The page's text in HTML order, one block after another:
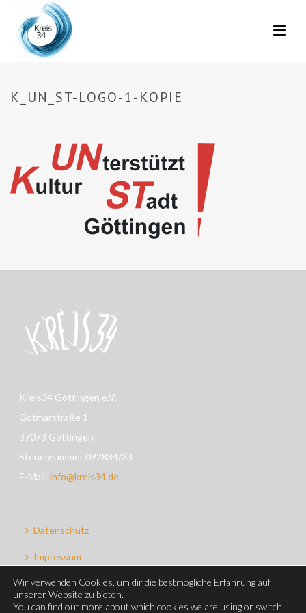
K_UN_ST-LOGO-1-KOPIE
Kreis34 Göttingen e.V.
Gotmarstraße 1
37073 Göttingen
Steuernummer 092834/23
E-Mail:info@kreis34.de
Datenschutz
Impressum
Cookie-Richtlinie (EU)
Wir verwenden Cookies, um dir die bestmögliche Erfahrung auf
unserer Website zu bieten.
You can find out more about which cookies we are using or switch